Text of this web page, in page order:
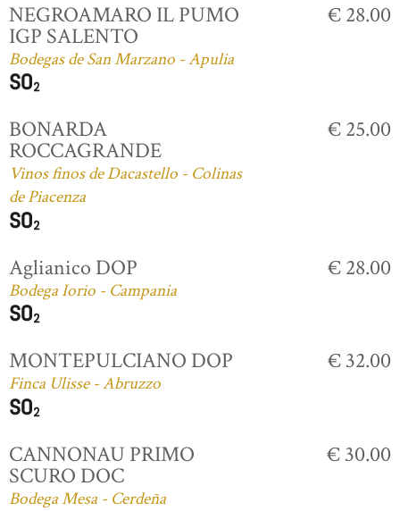
NEGROAMARO IL PUMO
IGP SALENTO
Bodegas de San Marzano - Apulia
€ 28.00
BONARDA
ROCCAGRANDE
Vinos finos de Dacastello - Colinas
de Piacenza
€ 25.00
Aglianico DOP
Bodega Iorio - Campania
€ 28.00
MONTEPULCIANO DOP
Finca Ulisse - Abruzzo
€ 32.00
CANNONAU PRIMO
SCURO DOC
Bodega Mesa - Cerdeña
€ 30.00